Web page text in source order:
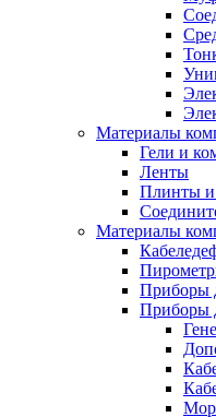
Материалы
Гели и
Ленты
Плинты и
Материалы
Приборы
Приборы